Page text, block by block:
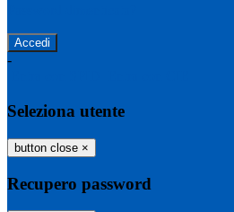
-
Seleziona utente
button close ×
Recupero password